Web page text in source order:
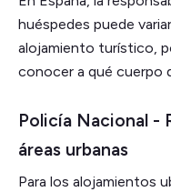
huéspedes puede
alojamiento turístico,
conocer a qué cuerpo
Policía Nacional -
áreas urbanas
Para los alojamientos